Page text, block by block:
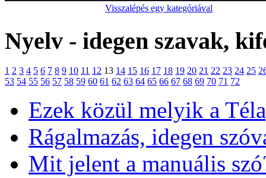
Visszalépés egy kategóriával
Nyelv - idegen szavak,
1 2 3 4 5 6 7 8 9 10 11 12 13 14 15 16 17 18 19 20 21 22 23 24 25
53 54 55 56 57 58 59 60 61 62 63 64 65 66 67 68 69 70 71 72
Ezek közül melyik a
Rágalmazás, idegen
Mit jelent a manuális